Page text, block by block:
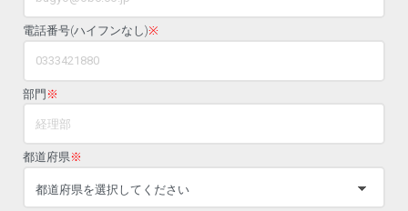
電話番号(ハイフンなし)※
部門 ※
都道府県※